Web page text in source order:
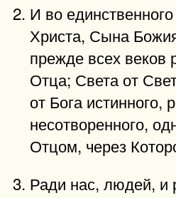
И во
Христа, Сына
прежде всех веков
Отца; Света от
от Бога истинного,
несотворенного,
Отцом, через
Ради нас, людей, и